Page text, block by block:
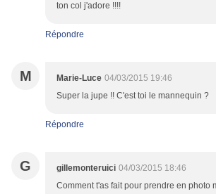
ton col j'adore !!!!
Répondre
M Marie-Luce 04/03/2015 19:46
Super la jupe !! C'est toi le mannequin ?
Répondre
G gillemonteruici 04/03/2015 18:46
Comment t'as fait pour prendre en photo